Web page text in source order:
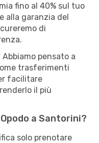
fino al 40% sul tuo
alla garanzia del
di
pensato a
trasferimenti
facilitare
il più
a Santorini?
solo prenotare